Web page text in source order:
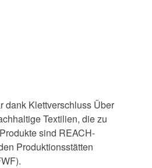
dank Klettverschluss Über
Textilien, die zu
sind REACH-
Produktionsstätten